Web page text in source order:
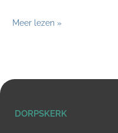
Meer lezen »
DORPSKERK